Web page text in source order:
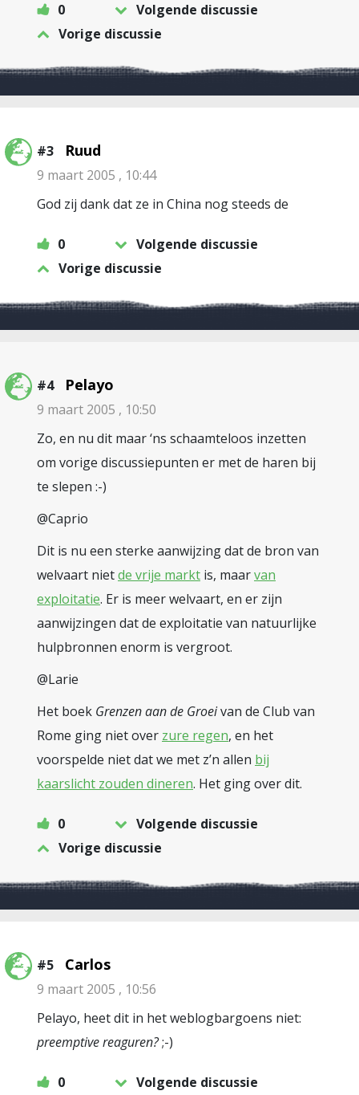
0
Volgende discussie
Vorige discussie
#3 Ruud
9 maart 2005 , 10:44
God zij dank dat ze in China nog steeds de
0
Volgende discussie
Vorige discussie
#4 Pelayo
9 maart 2005 , 10:50
Zo, en nu dit maar ‘ns schaamteloos inzetten
om vorige discussiepunten er met de haren bij
te slepen :-)
@Caprio
Dit is nu een sterke aanwijzing dat de bron van
welvaart nietde vrije markt is, maarvan
exploitatie. Er is meer welvaart, en er zijn
aanwijzingen dat de exploitatie van natuurlijke
hulpbronnen enorm is vergroot.
@Larie
Het boek Grenzen aan de Groeivan de Club van
Rome ging niet over zure regen, en het
voorspelde niet dat we met z’n allen bij
kaarslicht zouden dineren. Het ging over dit.
0
Volgende discussie
Vorige discussie
#5 Carlos
9 maart 2005 , 10:56
Pelayo, heet dit in het weblogbargoens niet:
preemptive reaguren?;-)
0 Volgende discussie